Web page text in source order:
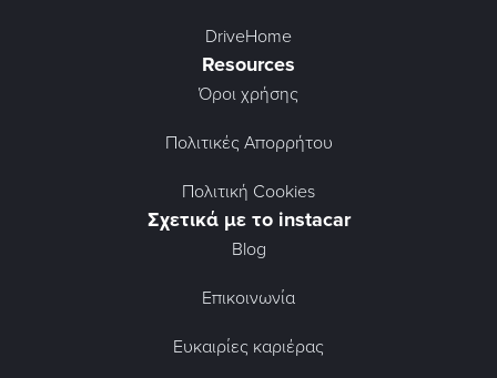
DriveHome
Resources
Όροι χρήσης
Πολιτικές Απορρήτου
Πολιτική Cookies
Σχετικά με το instacar
Blog
Επικοινωνία
Ευκαιρίες καριέρας